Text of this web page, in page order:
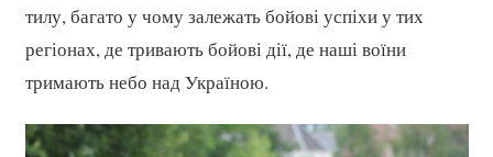
тилу, багато у чому залежать бойові успіхи у тих
регіонах, де тривають бойові дії, де наші воїни
тримають небо над Україною.